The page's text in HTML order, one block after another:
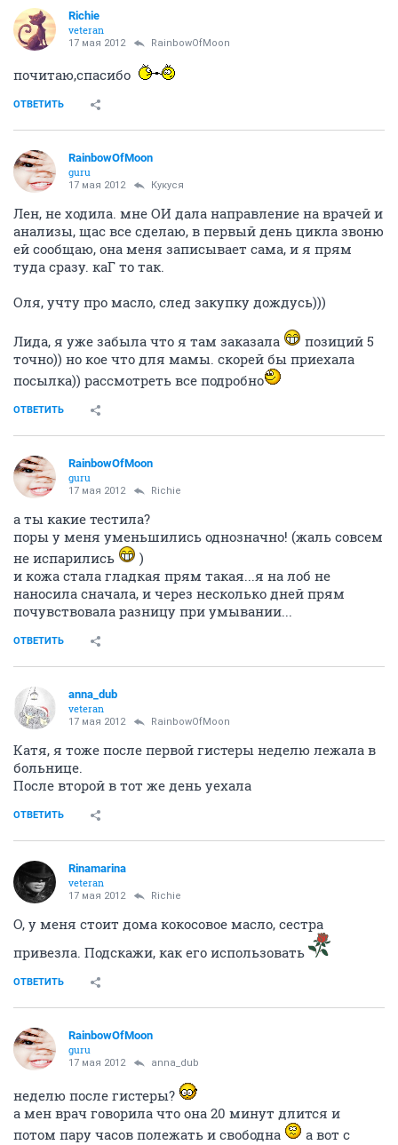
Richie
veteran
17 мая 2012 RainbowOfMoon
почитаю,спасибо
ОТВЕТИТЬ
RainbowOfMoon
guru
17 мая 2012 Кукуся
Лен, не ходила. мне ОИ дала направление на врачей и
анализы, щас все сделаю, в первый день цикла звоню
ей сообщаю, она меня записывает сама, и я прям
туда сразу. каГ то так.
Оля, учту про масло, след закупку дождусь)))
Лида, я уже забыла что я там заказала
позиций 5
точно)) но кое что для мамы. скорей бы приехала
посылка)) рассмотреть все подробно
ОТВЕТИТЬ
RainbowOfMoon
guru
17 мая 2012 Richie
а ты какие тестила?
поры у меня уменьшились однозначно! (жаль совсем
не испарились
)
и кожа стала гладкая прям такая...я на лоб не
наносила сначала, и через несколько дней прям
почувствовала разницу при умывании...
ОТВЕТИТЬ
anna_dub
veteran
17 мая 2012 RainbowOfMoon
Катя, я тоже после первой гистеры неделю лежала в
больнице.
После второй в тот же день уехала
ОТВЕТИТЬ
Rinamarina
veteran
17 мая 2012 Richie
О, у меня стоит дома кокосовое масло, сестра
привезла. Подскажи, как его использовать
ОТВЕТИТЬ
RainbowOfMoon
guru
17 мая 2012 anna_dub
неделю после гистеры?
а мен врач говорила что она 20 минут длится и
потом пару часов полежать и свободна
а вот с